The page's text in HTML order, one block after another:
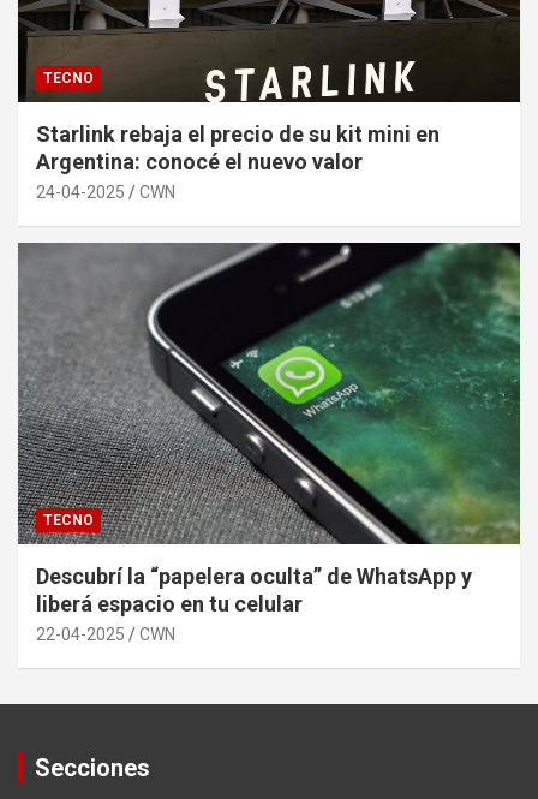
TECNO
Starlink rebaja el precio de su kit mini en
Argentina: conocé el nuevo valor
24-04-2025 CWN
TECNO
Descubrí la “papelera oculta” de WhatsApp y
liberá espacio en tu celular
22-04-2025 CWN
Secciones